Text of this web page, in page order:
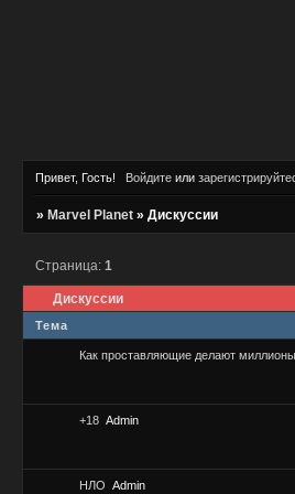
Привет, Гость! Войдитеили
»Marvel Planet »Дискуссии
Дискуссии
Страница:1
Тема
Как проставляющие делают миллионы
+18 Admin
НЛО Admin